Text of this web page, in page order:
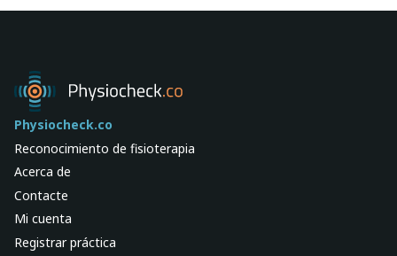
Physiocheck.co
Reconocimiento de fisioterapia
Acerca de
Contacte
Mi cuenta
Registrar práctica